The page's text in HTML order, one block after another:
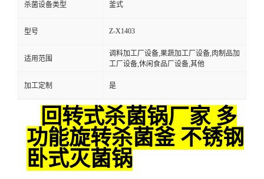
杀菌设备类型 釜式
型号 Z-X1403
适用范围
调料加工厂设备,果蔬加工厂设备,肉制品加
工厂设备,休闲食品厂设备,其他
加工定制 是
回转式杀菌锅厂家 多
功能旋转杀菌釜 不锈钢
卧式灭菌锅